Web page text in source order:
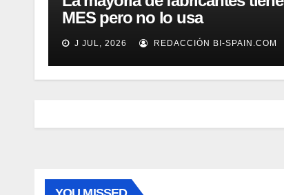
MES pero no lo usa
adecuadamente, según
Automation
J JUL, 2026 REDACCIÓN BI-SPAIN.COM